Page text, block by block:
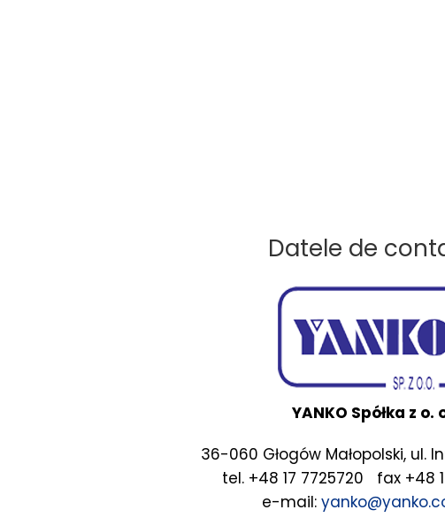
Datele de
YANKO Spółka z o.
36-060 Głogów Małopolski, ul.
tel. +48 17 7725720 fax +48
e-mail: